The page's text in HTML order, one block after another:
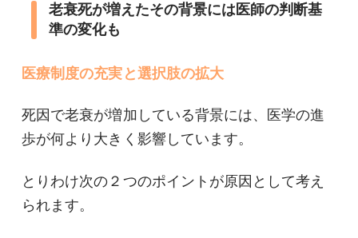
老衰死が増えたその背景には医師の判断基
準の変化も
医療制度の充実と選択肢の拡大
死因で老衰が増加している背景には、医学の進
歩が何より大きく影響しています。
とりわけ次の２つのポイントが原因として考え
られます。